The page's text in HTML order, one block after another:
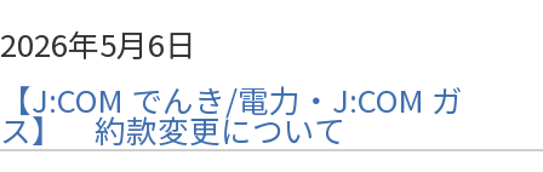
2026年5月6日
【J:COM でんき/電力・J:COM ガ
ス】 約款変更について